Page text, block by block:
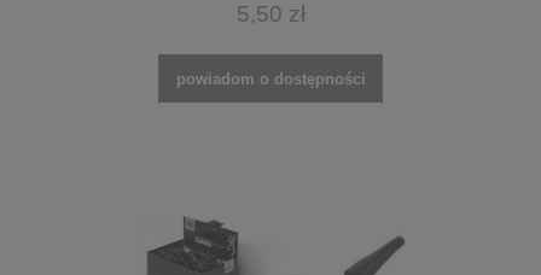
5,50 zł
powiadom o dostępności